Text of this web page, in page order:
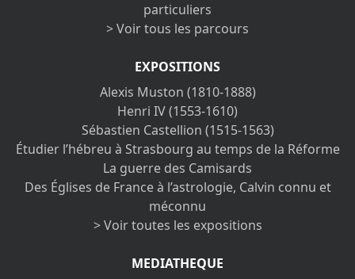
particuliers
> Voir tous les parcours
EXPOSITIONS
Alexis Muston (1810-1888)
Henri IV (1553-1610)
Sébastien Castellion (1515-1563)
Étudier l’hébreu à Strasbourg au temps de la Réforme
La guerre des Camisards
Des Églises de France à l’astrologie, Calvin connu et
méconnu
> Voir toutes les expositions
MEDIATHEQUE